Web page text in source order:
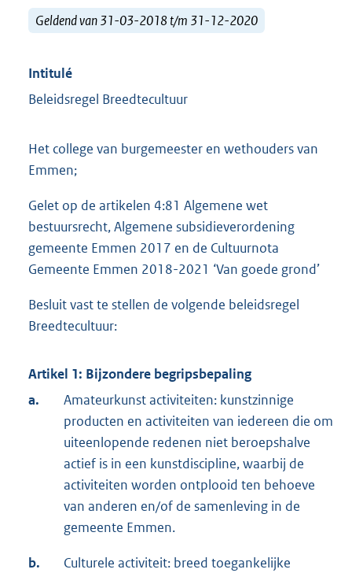
Geldend van 31-03-2018 t/m 31-12-2020
Intitulé
Beleidsregel Breedtecultuur
Het college van burgemeester en wethouders van
Emmen;
Gelet op de artikelen 4:81 Algemene wet
bestuursrecht, Algemene subsidieverordening
gemeente Emmen 2017 en de Cultuurnota
Gemeente Emmen 2018-2021 ‘Van goede grond’
Besluit vast te stellen de volgende beleidsregel
Breedtecultuur:
Artikel 1: Bijzondere begripsbepaling
a.
Amateurkunst activiteiten: kunstzinnige
producten en activiteiten van iedereen die om
uiteenlopende redenen niet beroepshalve
actief is in een kunstdiscipline, waarbij de
activiteiten worden ontplooid ten behoeve
van anderen en/of de samenleving in de
gemeente Emmen.
b.
Culturele activiteit: breed toegankelijke